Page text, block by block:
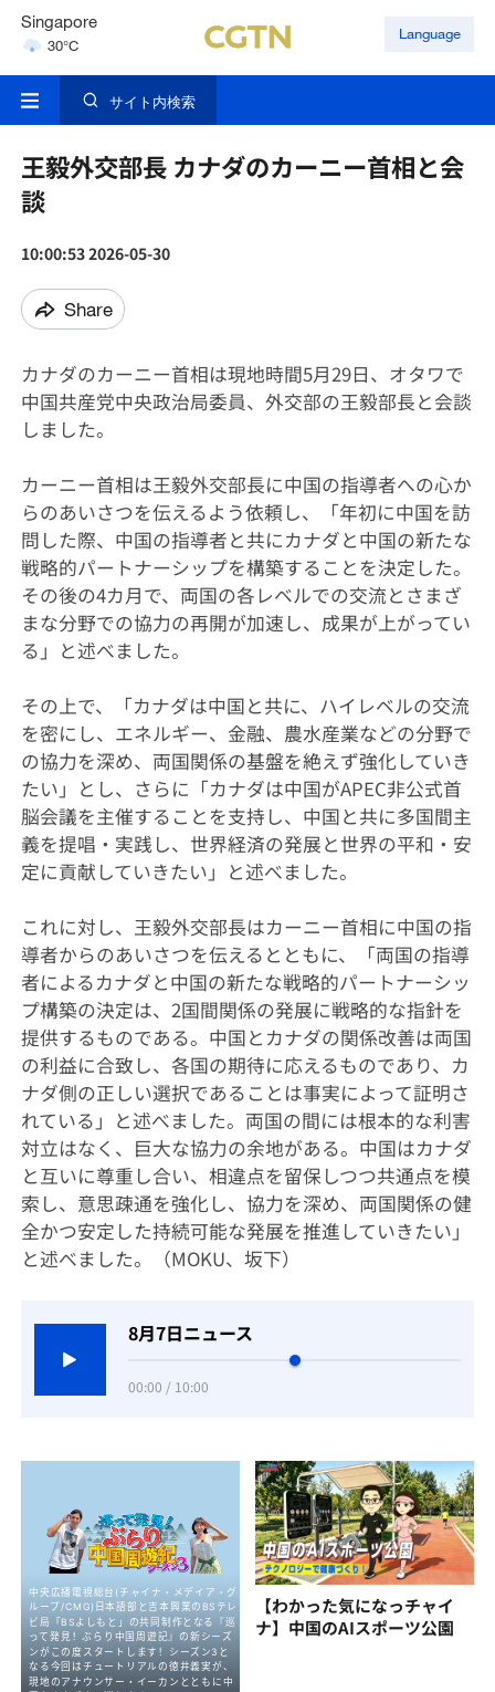
Singapore
30°C
Language
サイト内検索
王毅外交部長 カナダのカーニー首相と会
談
10:00:53 2026-05-30
Share
カナダのカーニー首相は現地時間5月29日、オタワで
中国共産党中央政治局委員、外交部の王毅部長と会談
しました。
カーニー首相は王毅外交部長に中国の指導者への心か
らのあいさつを伝えるよう依頼し、「年初に中国を訪
問した際、中国の指導者と共にカナダと中国の新たな
戦略的パートナーシップを構築することを決定した。
その後の4カ月で、両国の各レベルでの交流とさまざ
まな分野での協力の再開が加速し、成果が上がってい
る」と述べました。
その上で、「カナダは中国と共に、ハイレベルの交流
を密にし、エネルギー、金融、農水産業などの分野で
の協力を深め、両国関係の基盤を絶えず強化していき
たい」とし、さらに「カナダは中国がAPEC非公式首
脳会議を主催することを支持し、中国と共に多国間主
義を提唱・実践し、世界経済の発展と世界の平和・安
定に貢献していきたい」と述べました。
これに対し、王毅外交部長はカーニー首相に中国の指
導者からのあいさつを伝えるとともに、「両国の指導
者によるカナダと中国の新たな戦略的パートナーシッ
プ構築の決定は、2国間関係の発展に戦略的な指針を
提供するものである。中国とカナダの関係改善は両国
の利益に合致し、各国の期待に応えるものであり、カ
ナダ側の正しい選択であることは事実によって証明さ
れている」と述べました。両国の間には根本的な利害
対立はなく、巨大な協力の余地がある。中国はカナダ
と互いに尊重し合い、相違点を留保しつつ共通点を模
索し、意思疎通を強化し、協力を深め、両国関係の健
全かつ安定した持続可能な発展を推進していきたい」
と述べました。（MOKU、坂下）
8月7日ニュース
00:00 / 10:00
【わかった気になっチャイ
ナ】中国のAIスポーツ公園